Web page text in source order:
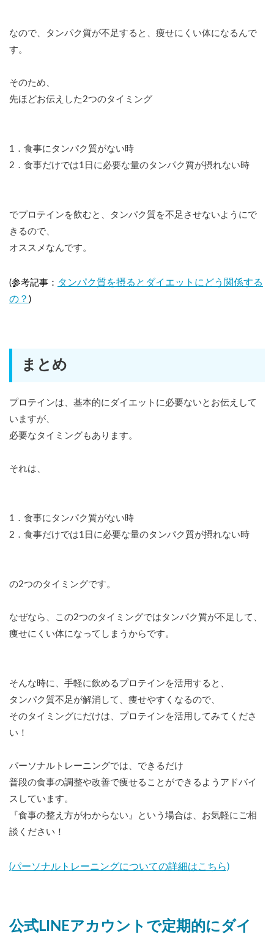
なので、タンパク質が不足すると、痩せにくい体になるんで
す。
そのため、
先ほどお伝えした2つのタイミング
1．食事にタンパク質がない時
2．食事だけでは1日に必要な量のタンパク質が摂れない時
でプロテインを飲むと、タンパク質を不足させないようにで
きるので、
オススメなんです。
(参考記事： タンパク質を摂るとダイエットにどう関係する
の？ )
まとめ
プロテインは、基本的にダイエットに必要ないとお伝えして
いますが、
必要なタイミングもあります。
それは、
1．食事にタンパク質がない時
2．食事だけでは1日に必要な量のタンパク質が摂れない時
の2つのタイミングです。
なぜなら、この2つのタイミングではタンパク質が不足して、
痩せにくい体になってしまうからです。
そんな時に、手軽に飲めるプロテインを活用すると、
タンパク質不足が解消して、痩せやすくなるので、
そのタイミングにだけは、プロテインを活用してみてくださ
い！
パーソナルトレーニングでは、できるだけ
普段の食事の調整や改善で痩せることができるようアドバイ
スしています。
『食事の整え方がわからない』という場合は、お気軽にご相
談ください！
(パーソナルトレーニングについての詳細はこちら)
公式LINEアカウントで定期的にダイ